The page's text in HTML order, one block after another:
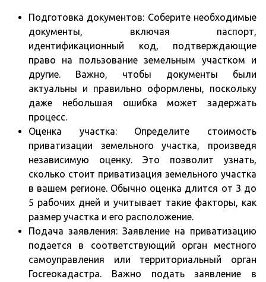
Подготовка документов: Соберите необходимые
документы, включая паспорт,
идентификационный код, подтверждающие
право на пользование земельным участком и
другие. Важно, чтобы документы были
актуальны и правильно оформлены, поскольку
даже небольшая ошибка может задержать
процесс.
Оценка участка: Определите стоимость
приватизации земельного участка, произведя
независимую оценку. Это позволит узнать,
сколько стоит приватизация земельного участка
в вашем регионе. Обычно оценка длится от 3 до
5 рабочих дней и учитывает такие факторы, как
размер участка и его расположение.
Подача заявления: Заявление на приватизацию
подается в соответствующий орган местного
самоуправления или территориальный орган
Госгеокадастра. Важно подать заявление в